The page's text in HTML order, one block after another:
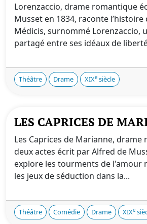
Lorenzaccio, drame romantique
Musset en 1834, raconte l’histoire
Médicis, surnommé Lorenzaccio,
partagé entre ses idéaux de
Théâtre Drame XIXe siècle
LES CAPRICES DE
Les Caprices de Marianne, drame
deux actes écrit par Alfred de
explore les tourments de l'amour
les jeux de séduction dans la...
Théâtre Comédie Drame XIXe